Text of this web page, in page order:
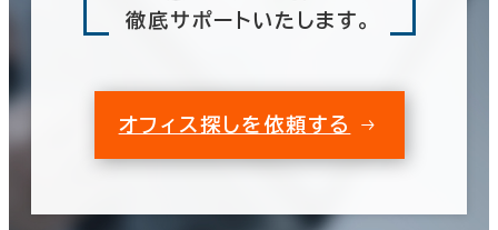
徹底サポートいたします。
オフィス探しを依頼する